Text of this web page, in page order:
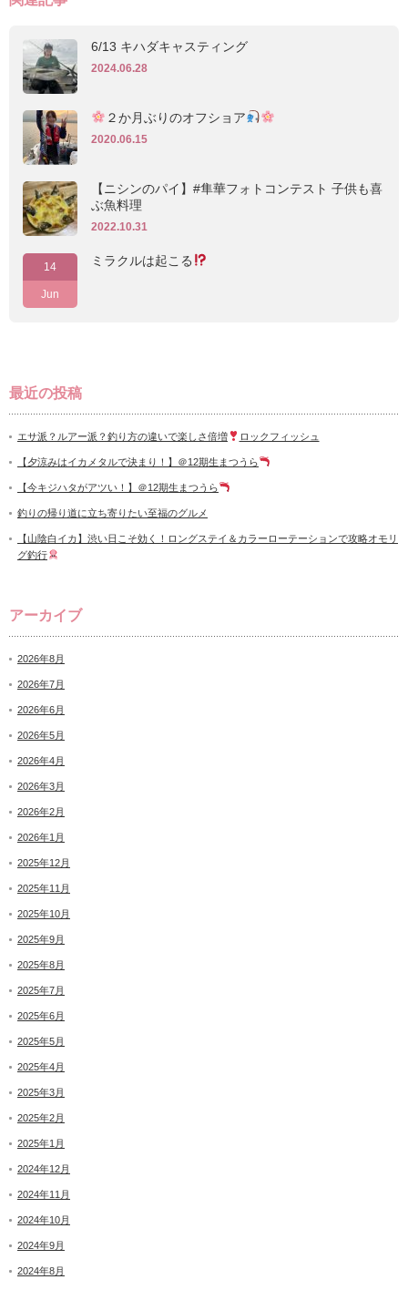
6/13 キハダキャスティング
2024.06.28
２か月ぶりのオフショア
2020.06.15
【ニシンのパイ】#隼華フォトコンテスト 子供も喜
ぶ魚料理
2022.10.31
14
Jun
ミラクルは起こる
最近の投稿
エサ派？ルアー派？釣り方の違いで楽しさ倍増 ロックフィッシュ
【夕涼みはイカメタルで決まり！】＠12期生まつうら
【今キジハタがアツい！】＠12期生まつうら
釣りの帰り道に立ち寄りたい至福のグルメ
【山陰白イカ】渋い日こそ効く！ロングステイ＆カラーローテーションで攻略オモリ
グ釣行
アーカイブ
2026年8月
2026年7月
2026年6月
2026年5月
2026年4月
2026年3月
2026年2月
2026年1月
2025年12月
2025年11月
2025年10月
2025年9月
2025年8月
2025年7月
2025年6月
2025年5月
2025年4月
2025年3月
2025年2月
2025年1月
2024年12月
2024年11月
2024年10月
2024年9月
2024年8月